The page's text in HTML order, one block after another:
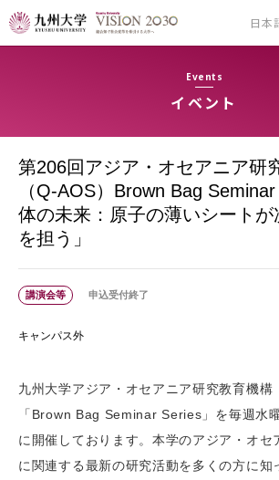
日本
Events
イベント
第206回アジア・オセアニア研
（Q-AOS）Brown Bag
体の未来：原子の薄いシートが
を担う」
講演会等 申込受付終了
キャンパス外
九州大学アジア・オセアニア研究教育機構
「Brown Bag Seminar Series」を毎週水
に開催しております。本学のアジア・オセ
に関連する最新の研究活動を多くの方に知